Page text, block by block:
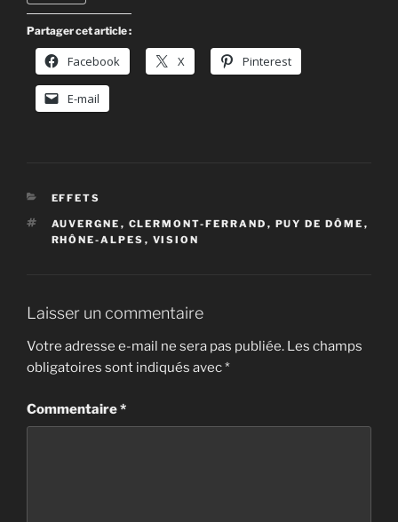
Partager cet article :
Facebook X Pinterest
E-mail
CATÉGORIES
EFFETS
ÉTIQUETTES
AUVERGNE , CLERMONT-FERRAND , PUY DE DÔME ,
RHÔNE-ALPES , VISION
Laisser un commentaire
Votre adresse e-mail ne sera pas publiée. Les champs
obligatoires sont indiqués avec*
Commentaire*